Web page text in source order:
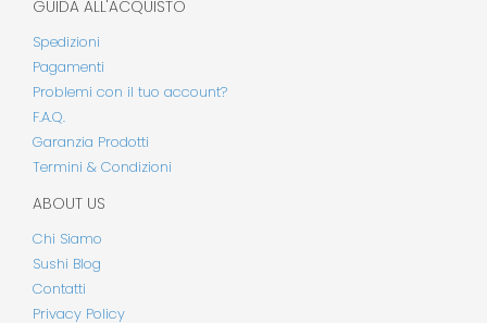
GUIDA ALL'ACQUISTO
Spedizioni
Pagamenti
Problemi con il tuo account?
F.A.Q.
Garanzia Prodotti
Termini & Condizioni
ABOUT US
Chi Siamo
Sushi Blog
Contatti
Privacy Policy